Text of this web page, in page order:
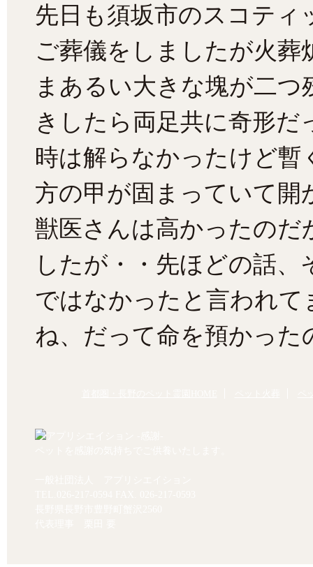
先日も須坂市のスコテ
ご葬儀をしましたが火
まあるい大きな塊が二
きしたら両足共に奇形
時は解らなかったけど
方の甲が固まっていて
獣医さんは高かったの
したが・・先ほどの話
ではなかったと言われ
ね、だって命を預かった